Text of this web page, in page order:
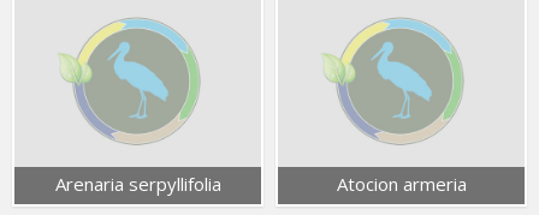
Arenaria serpyllifolia Atocion armeria